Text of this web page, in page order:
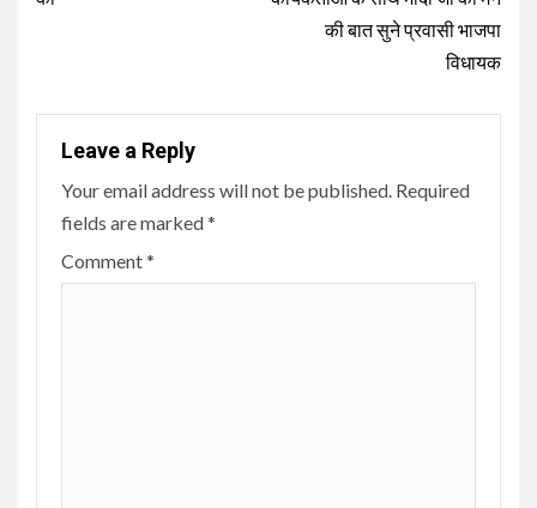
की बात सुने प्रवासी भाजपा
विधायक
Leave a Reply
Your email address will not be published. Required
fields are marked*
Comment*